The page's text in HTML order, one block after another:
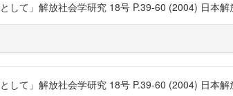
して」解放社会学研究 18号 P.39-60 (2004) 日本
して」解放社会学研究 18号 P.39-60 (2004) 日本